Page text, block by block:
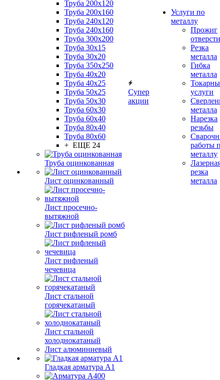
Труба 200x120
Труба 200x160
Труба 240x120
Труба 240x160
Труба 300x200
Труба 30x15
Труба 30x20
Труба 350x250
Труба 40x20
Труба 40x25
Труба 50x25
Труба 50x30
Труба 60x30
Труба 60x40
Труба 80x40
Труба 80x60
+ ЕЩЕ 24
Труба оцинкованная
Лист оцинкованный
Лист просечно-
вытяжной
Лист рифленый ромб
Лист рифленый
чечевица
Лист стальной
горячекатаный
Лист стальной
холоднокатаный
Лист алюминиевый
Гладкая арматура А1
Супер
акции
Услуги по
металлу
Прожиг
Резка
металла
Гибка
металла
услуги
металла
Нарезка
резьбы
работы
металлу
резка
металла